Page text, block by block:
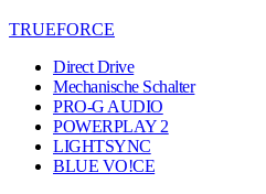
TRUEFORCE
Direct Drive
Mechanische Schalter
PRO-G AUDIO
POWERPLAY 2
LIGHTSYNC
BLUE VO!CE